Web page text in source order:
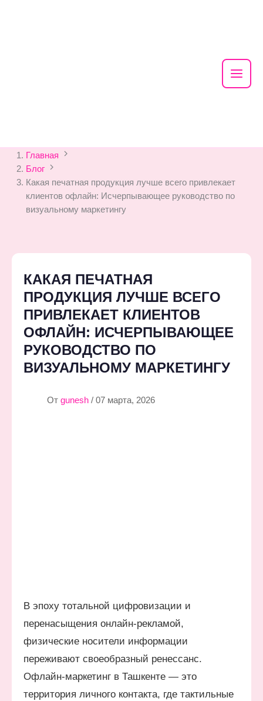
content
Main
Главная
Блог
Какая печатная продукция лучше всего привлекает
клиентов офлайн: Исчерпывающее руководство по
визуальному маркетингу
КАКАЯ ПЕЧАТНАЯ
ПРОДУКЦИЯ ЛУЧШЕ ВСЕГО
ПРИВЛЕКАЕТ КЛИЕНТОВ
ОФЛАЙН: ИСЧЕРПЫВАЮЩЕЕ
РУКОВОДСТВО ПО
ВИЗУАЛЬНОМУ МАРКЕТИНГУ
От gunesh / 07 марта, 2026
В эпоху тотальной цифровизации и
перенасыщения онлайн-рекламой,
физические носители информации
переживают своеобразный ренессанс.
Офлайн-маркетинг в Ташкенте — это
территория личного контакта, где тактильные